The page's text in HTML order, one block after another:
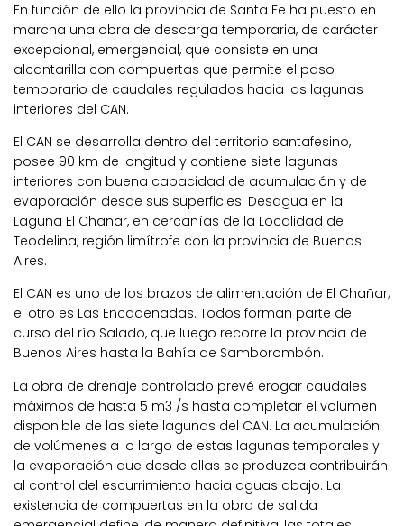
En función de ello la provincia de Santa Fe ha puesto en
marcha una obra de descarga temporaria, de carácter
excepcional, emergencial, que consiste en una
alcantarilla con compuertas que permite el paso
temporario de caudales regulados hacia las lagunas
interiores del CAN.
El CAN se desarrolla dentro del territorio santafesino,
posee 90 km de longitud y contiene siete lagunas
interiores con buena capacidad de acumulación y de
evaporación desde sus superficies. Desagua en la
Laguna El Chañar, en cercanías de la Localidad de
Teodelina, región limítrofe con la provincia de Buenos
Aires.
El CAN es uno de los brazos de alimentación de El Chañar;
el otro es Las Encadenadas. Todos forman parte del
curso del río Salado, que luego recorre la provincia de
Buenos Aires hasta la Bahía de Samborombón.
La obra de drenaje controlado prevé erogar caudales
máximos de hasta 5 m3 /s hasta completar el volumen
disponible de las siete lagunas del CAN. La acumulación
de volúmenes a lo largo de estas lagunas temporales y
la evaporación que desde ellas se produzca contribuirán
al control del escurrimiento hacia aguas abajo. La
existencia de compuertas en la obra de salida